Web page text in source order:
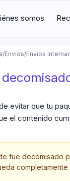
somos
/Envíos/Envios
evitar que tu
el contenido
fue decomisado